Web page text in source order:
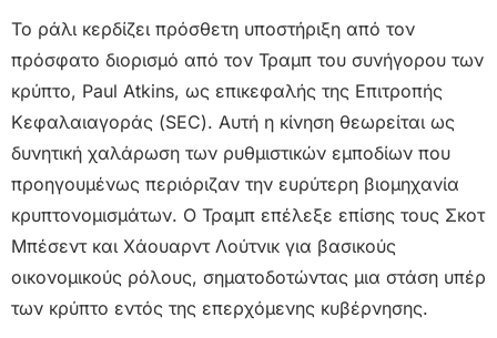
Το ράλι κερδίζει πρόσθετη υποστήριξη από τον
πρόσφατο διορισμό από τον Τραμπ του συνήγορου των
κρύπτο, Paul Atkins, ως επικεφαλής της Επιτροπής
Κεφαλαιαγοράς (SEC). Αυτή η κίνηση θεωρείται ως
δυνητική χαλάρωση των ρυθμιστικών εμποδίων που
προηγουμένως περιόριζαν την ευρύτερη βιομηχανία
κρυπτονομισμάτων. Ο Τραμπ επέλεξε επίσης τους Σκοτ
​​Μπέσεντ και Χάουαρντ Λούτνικ για βασικούς
οικονομικούς ρόλους, σηματοδοτώντας μια στάση υπέρ
των κρύπτο εντός της επερχόμενης κυβέρνησης.